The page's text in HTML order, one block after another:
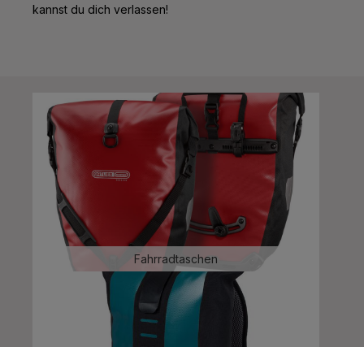
kannst du dich verlassen!
Fahrradtaschen